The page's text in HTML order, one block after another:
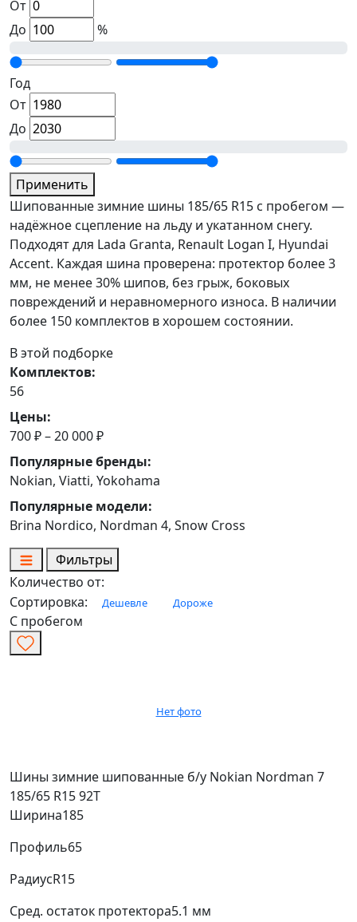
От
До
%
Год
От
До
Применить
Шипованные зимние шины 185/65 R15 с пробегом —
надёжное сцепление на льду и укатанном снегу.
Подходят для Lada Granta, Renault Logan I, Hyundai
Accent. Каждая шина проверена: протектор более 3
мм, не менее 30% шипов, без грыж, боковых
повреждений и неравномерного износа. В наличии
более 150 комплектов в хорошем состоянии.
В этой подборке
Комплектов:
56
Цены:
700 ₽ – 20 000 ₽
Популярные бренды:
Nokian, Viatti, Yokohama
Популярные модели:
Brina Nordico, Nordman 4, Snow Cross
Фильтры
Количество от:
Сортировка:
Дешевле Дороже
С пробегом
Нет фото
Шины зимние шипованные б/у Nokian Nordman 7
185/65 R15 92T
Ширина185
Профиль65
РадиусR15
Сред. остаток протектора5.1 мм